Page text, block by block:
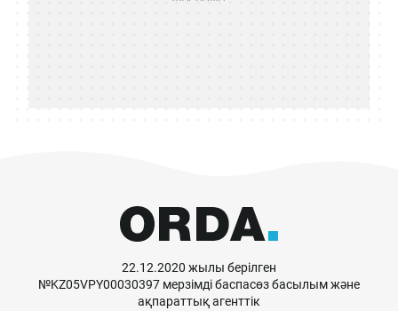
22.12.2020 жылы берілген
№KZ05VPY00030397 мерзімді баспасөз басылым және
ақпараттық агенттік